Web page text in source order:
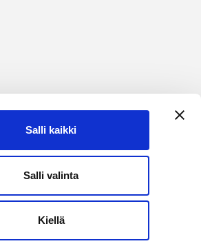
Salli kaikki
Salli valinta
Kiellä